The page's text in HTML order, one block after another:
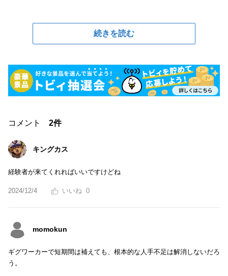
続きを読む
コメント 2件
キングカス
経験者が来てくれればいいですけどね
2024/12/4 0
momokun
ギグワーカーで短期間は補えても、根本的な人手不足は解消しないだろ
う。